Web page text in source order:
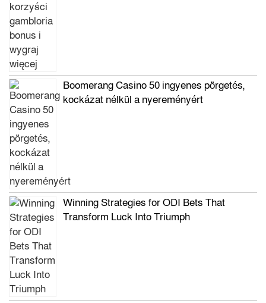
Boomerang Casino 50 ingyenes pörgetés,
kockázat nélkül a nyereményért
Winning Strategies for ODI Bets That
Transform Luck Into Triumph